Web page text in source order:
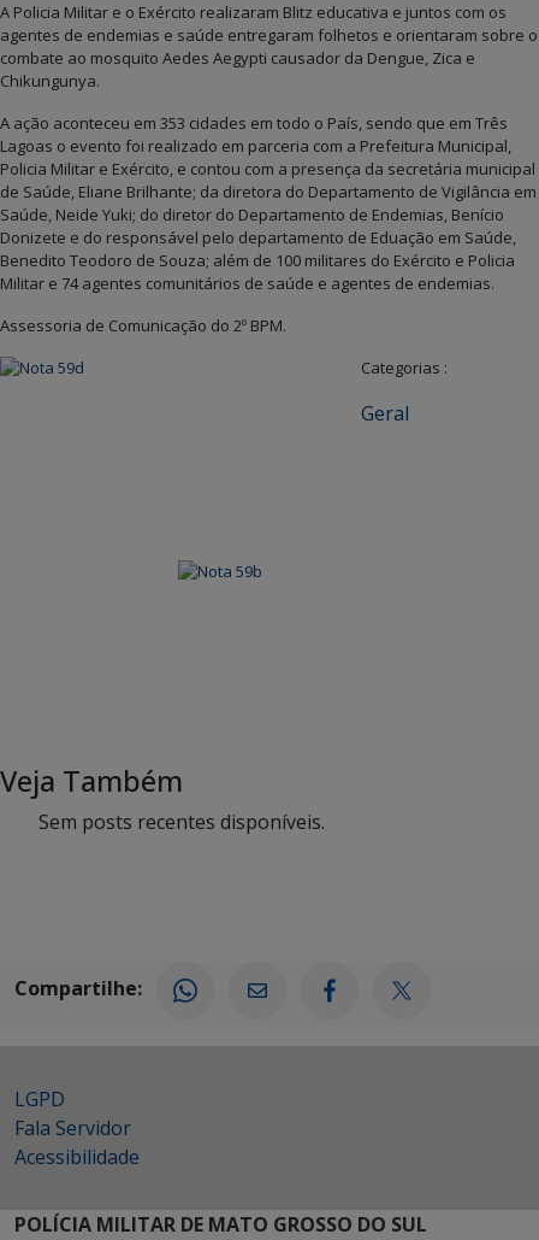
A Policia Militar e o Exército realizaram Blitz educativa e juntos com os
agentes de endemias e saúde entregaram folhetos e orientaram sobre o
combate ao mosquito Aedes Aegypti causador da Dengue, Zica e
Chikungunya.
A ação aconteceu em 353 cidades em todo o País, sendo que em Três
Lagoas o evento foi realizado em parceria com a Prefeitura Municipal,
Policia Militar e Exército, e contou com a presença da secretária municipal
de Saúde, Eliane Brilhante; da diretora do Departamento de Vigilância em
Saúde, Neide Yuki; do diretor do Departamento de Endemias, Benício
Donizete e do responsável pelo departamento de Eduação em Saúde,
Benedito Teodoro de Souza; além de 100 militares do Exército e Policia
Militar e 74 agentes comunitários de saúde e agentes de endemias.
Assessoria de Comunicação do 2º BPM.
Categorias :
Geral
Veja Também
Sem posts recentes disponíveis.
Compartilhe:
LGPD
Fala Servidor
Acessibilidade
POLÍCIA MILITAR DE MATO GROSSO DO SUL